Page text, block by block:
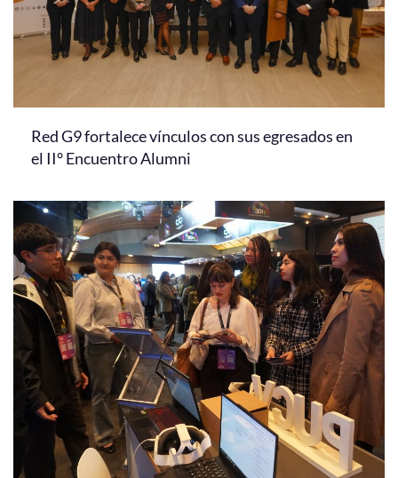
Red G9 fortalece vínculos con sus egresados en
el II° Encuentro Alumni